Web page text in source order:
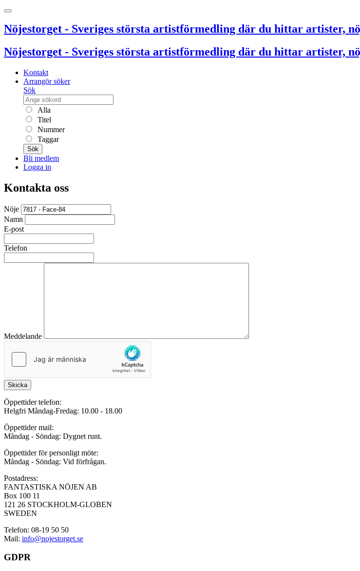
Nöjestorget - Sveriges största artistförmedling där du hittar artister,
Nöjestorget - Sveriges största artistförmedling där du hittar artister,
Kontakt
Arrangör söker
Sök
Alla
Titel
Nummer
Taggar
Sök
Bli medlem
Logga in
Kontakta oss
Nöje
Namn
E-post
Telefon
Meddelande
Skicka
Öppettider telefon:
Helgfri Måndag-Fredag: 10.00 - 18.00
Öppettider mail:
Måndag - Söndag: Dygnet runt.
Öppettider för personligt möte:
Måndag - Söndag: Vid förfrågan.
Postadress:
FANTASTISKA NÖJEN AB
Box 100 11
121 26 STOCKHOLM-GLOBEN
SWEDEN
Telefon: 08-19 50 50
Mail: info@nojestorget.se
GDPR